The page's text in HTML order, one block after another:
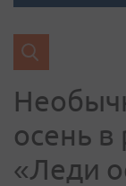
осень в
«Леди